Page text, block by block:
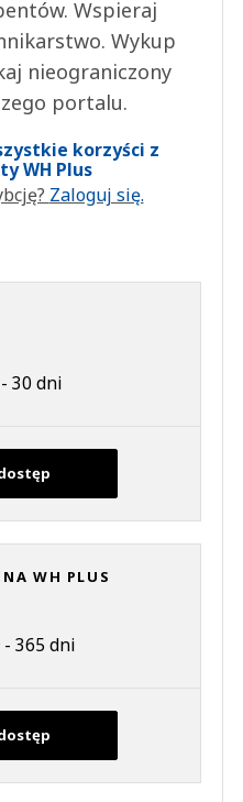
Wspieraj
Wykup
nieograniczony
portalu.
korzyści z
WH Plus
Zaloguj się.
- 30 dni
WH PLUS
- 365 dni